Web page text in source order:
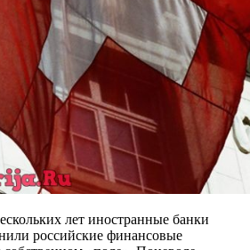
лет иностранные банки
российские финансовые